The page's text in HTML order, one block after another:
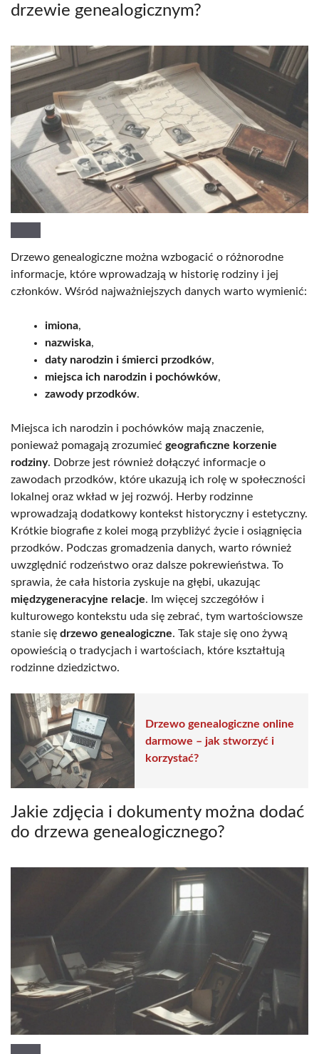
drzewie genealogicznym?
Drzewo genealogiczne można wzbogacić o różnorodne
informacje, które wprowadzają w historię rodziny i jej
członków. Wśród najważniejszych danych warto wymienić:
imiona,
nazwiska,
daty narodzin i śmierci przodków,
miejsca ich narodzin i pochówków,
zawody przodków.
Miejsca ich narodzin i pochówków mają znaczenie,
ponieważ pomagają zrozumieć geograficzne korzenie
rodziny. Dobrze jest również dołączyć informacje o
zawodach przodków, które ukazują ich rolę w społeczności
lokalnej oraz wkład w jej rozwój. Herby rodzinne
wprowadzają dodatkowy kontekst historyczny i estetyczny.
Krótkie biografie z kolei mogą przybliżyć życie i osiągnięcia
przodków. Podczas gromadzenia danych, warto również
uwzględnić rodzeństwo oraz dalsze pokrewieństwa. To
sprawia, że cała historia zyskuje na głębi, ukazując
międzygeneracyjne relacje. Im więcej szczegółów i
kulturowego kontekstu uda się zebrać, tym wartościowsze
stanie się drzewo genealogiczne. Tak staje się ono żywą
opowieścią o tradycjach i wartościach, które kształtują
rodzinne dziedzictwo.
Drzewo genealogiczne online
darmowe – jak stworzyć i
korzystać?
Jakie zdjęcia i dokumenty można dodać
do drzewa genealogicznego?